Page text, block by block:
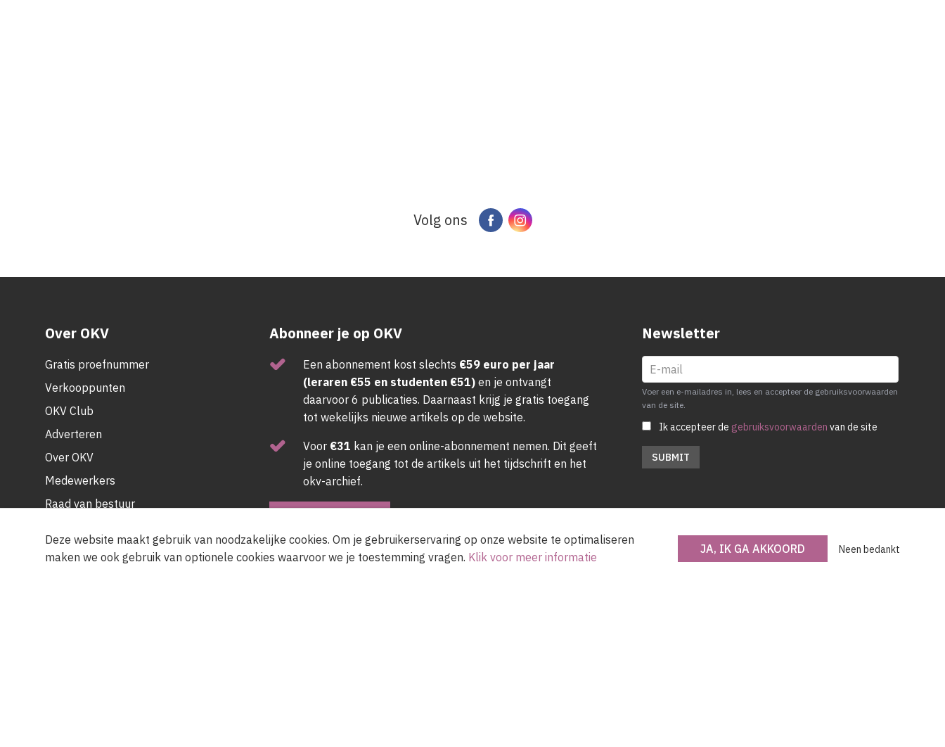
Volg ons FacebookInstagram
Over OKV
Gratis proefnummer
Verkooppunten
OKV Club
Adverteren
Over OKV
Medewerkers
Raad van bestuur
Contact
Abonneer je op OKV
Een abonnement kost slechts €59 euro per jaar
(leraren €55 en studenten €51)en je ontvangt
daarvoor 6 publicaties. Daarnaast krijg je gratis toegang
tot wekelijks nieuwe artikels op de website.
Voor €31 kan je een online-abonnement nemen. Dit geeft
je online toegang tot de artikels uit het tijdschrift en het
okv-archief.
Newsletter
Voer een e-mailadres in, lees en accepteer de gebruiksvoorwaarden
van de site.
Ik accepteer de gebruiksvoorwaarden van de site
Deze website maakt gebruik van noodzakelijke cookies. Om je gebruikerservaring op onze website te optimaliseren
maken we ook gebruik van optionele cookies waarvoor we je toestemming vragen. Klik voor meer informatie
JA, IK GA AKKOORD Neen bedankt